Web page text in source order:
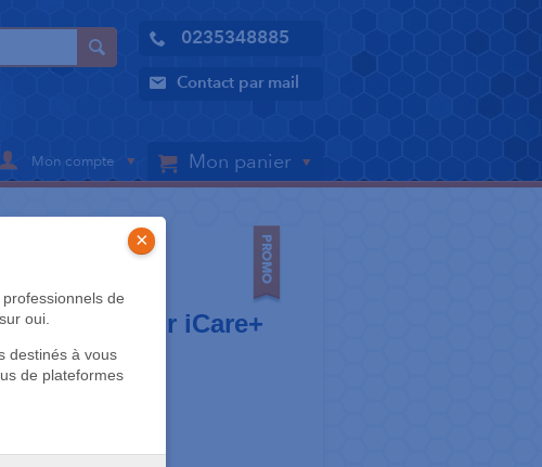
0235348885
Contact par mail
Mon compte Mon panier
de
oui.
destinés à vous
de plateformes
×
et n.cid pour iCare+
flacons